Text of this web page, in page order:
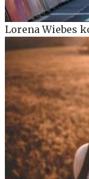
Lorena Wiebes